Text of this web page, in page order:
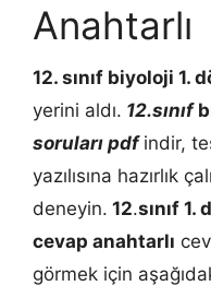
Anahtarlı
12. sınıf biyoloji 1.
yerini aldı. 12.sınıf
soruları pdf indir,
yazılısına hazırlık
deneyin. 12.sınıf 1.
cevap anahtarlı
görmek için